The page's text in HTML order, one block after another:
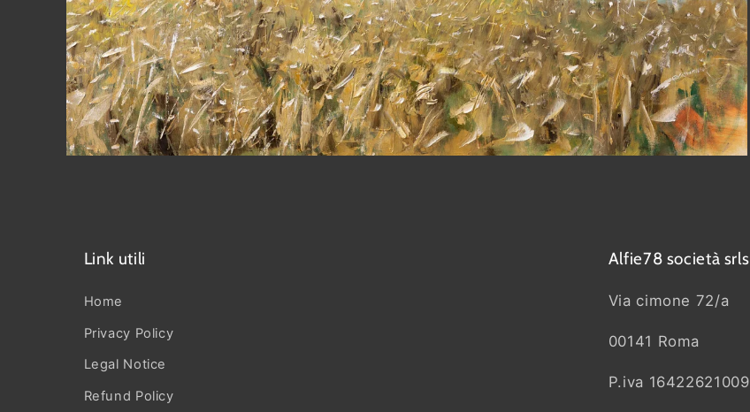
Link utili
Home
Privacy Policy
Legal Notice
Refund Policy
Alfie78 società srls
Via cimone 72/a
00141 Roma
P.iva 16422621009